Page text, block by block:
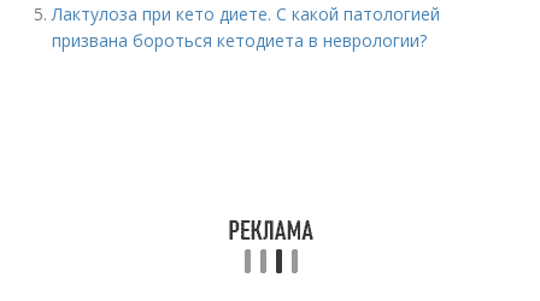
Лактулоза при кето диете. С какой патологией
призвана бороться кетодиета в неврологии?